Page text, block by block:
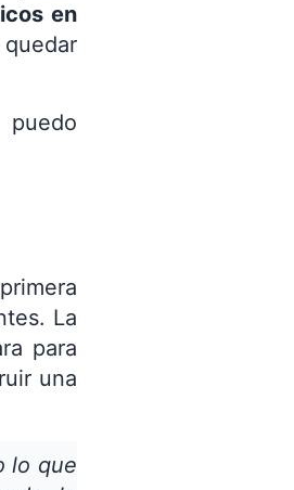
en
puedo
La
para
una
lo que